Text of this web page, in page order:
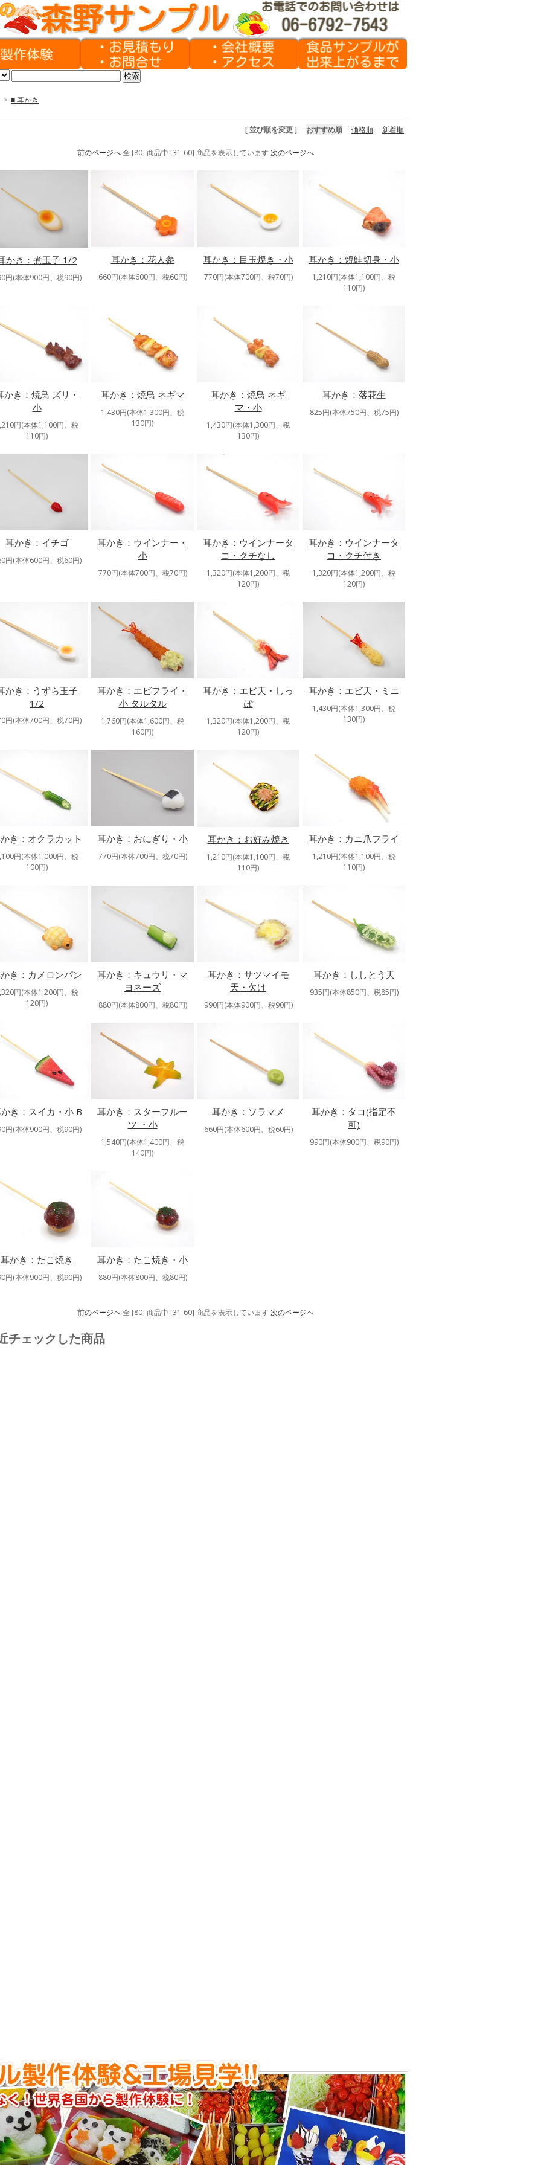
> ■ 耳かき
[ 並び順を変更 ] - おすすめ順 -価格順 -新着順
前のページへ全 [80] 商品中 [31-60] 商品を表示しています 次のページへ
かき：煮玉子 1/2
円(本体900円、税90円)
耳かき：花人参
660円(本体600円、税60円)
耳かき：目玉焼き・小
770円(本体700円、税70円)
耳かき：焼鮭切身・小
1,210円(本体1,100円、税
110円)
かき：焼鳥 ズリ・
小
円(本体1,100円、税
110円)
耳かき：焼鳥 ネギマ
1,430円(本体1,300円、税
130円)
耳かき：焼鳥 ネギ
マ・小
1,430円(本体1,300円、税
130円)
耳かき：落花生
825円(本体750円、税75円)
耳かき：イチゴ
円(本体600円、税60円)
耳かき：ウインナー・
小
770円(本体700円、税70円)
耳かき：ウインナータ
コ・クチなし
1,320円(本体1,200円、税
120円)
耳かき：ウインナータ
コ・クチ付き
1,320円(本体1,200円、税
120円)
かき：うずら玉子
1/2
円(本体700円、税70円)
耳かき：エビフライ・
小 タルタル
1,760円(本体1,600円、税
160円)
耳かき：エビ天・しっ
ぽ
1,320円(本体1,200円、税
120円)
耳かき：エビ天・ミニ
1,430円(本体1,300円、税
130円)
き：オクラカット
円(本体1,000円、税
100円)
耳かき：おにぎり・小
770円(本体700円、税70円)
耳かき：お好み焼き
1,210円(本体1,100円、税
110円)
耳かき：カニ爪フライ
1,210円(本体1,100円、税
110円)
き：カメロンパン
円(本体1,200円、税
120円)
耳かき：キュウリ・マ
ヨネーズ
880円(本体800円、税80円)
耳かき：サツマイモ
天・欠け
990円(本体900円、税90円)
耳かき：ししとう天
935円(本体850円、税85円)
き：スイカ・小 B
円(本体900円、税90円)
耳かき：スターフルー
ツ ・小
1,540円(本体1,400円、税
140円)
耳かき：ソラマメ
660円(本体600円、税60円)
耳かき：タコ(指定不
可)
990円(本体900円、税90円)
耳かき：たこ焼き
円(本体900円、税90円)
耳かき：たこ焼き・小
880円(本体800円、税80円)
前のページへ全 [80] 商品中 [31-60] 商品を表示しています 次のページへ
チェックした商品